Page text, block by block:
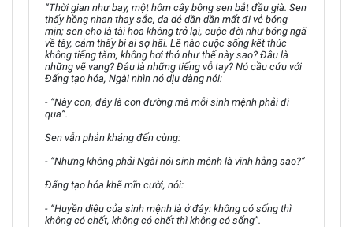
“Thời gian như bay, một hôm cây bông sen bắt đầu già. Sen
thấy hồng nhan thay sắc, da dẻ dần dần mất đi vẻ bóng
mịn; sen cho là tài hoa không trở lại, cuộc đời như bóng ngã
về tây, cảm thấy bi ai sợ hãi. Lẽ nào cuộc sống kết thúc
không tiếng tăm, không hơi thở như thế này sao? Đâu là
những vẽ vang? Đâu là những tiếng vỗ tay? Nó cầu cứu với
Đấng tạo hóa, Ngài nhìn nó dịu dàng nói:
- “Này con, đây là con đường mà mỗi sinh mệnh phải đi
qua”.
Sen vẫn phản kháng đến cùng:
- “Nhưng không phải Ngài nói sinh mệnh là vĩnh hằng sao?”
Đấng tạo hóa khẽ mĩn cười, nói:
- “Huyền diệu của sinh mệnh là ở đây: không có sống thì
không có chết, không có chết thì không có sống”.